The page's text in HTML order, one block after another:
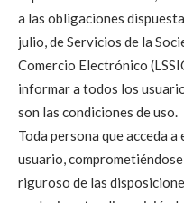
a las obligaciones
julio, de Servicios de la
Comercio Electrónico
informar a todos los
son las condiciones de uso.
Toda persona que acceda
usuario,
riguroso de las